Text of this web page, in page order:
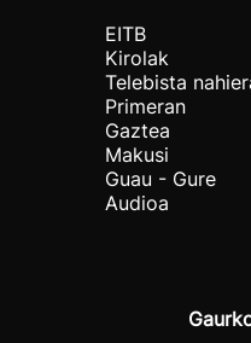
EITB
Kirolak
Telebista
Primeran
Gaztea
Makusi
Guau - Gure
Audioa